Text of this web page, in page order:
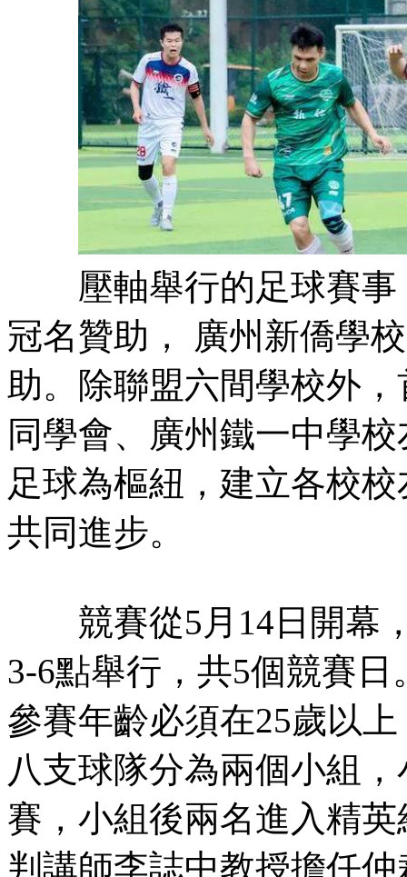
壓軸舉行的足球賽事
冠名贊助， 廣州新僑學
助。除聯盟六間學校外
同學會、廣州鐵一中學
足球為樞紐，建立各校
共同進步。
競賽從5月14日開幕，
3-6點舉行，共5個競賽
參賽年齡必須在25歲以
八支球隊分為兩個小組
賽，小組後兩名進入精
判講師李誌中教授擔任